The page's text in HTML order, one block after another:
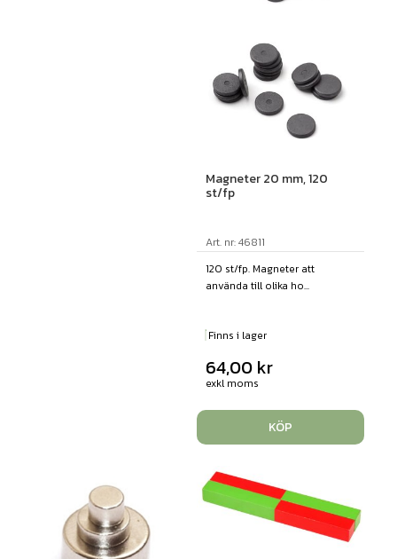
Magneter 20 mm, 120
st/fp
Art. nr: 46811
120 st/fp. Magneter att
använda till olika ho...
Finns i lager
64,00 kr
exkl moms
KÖP